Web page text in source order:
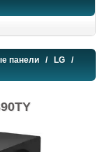
панели / LG /